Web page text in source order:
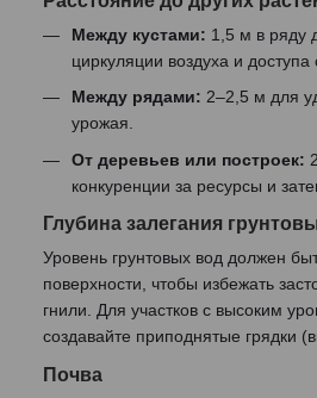
Между кустами: 1,5 м в ряду
циркуляции воздуха и доступа
Между рядами: 2–2,5 м для
урожая.
От деревьев или построек:
конкуренции за ресурсы и
Глубина залегания
Уровень грунтовых вод должен
поверхности, чтобы избежать
гнили. Для участков с высоким
создавайте приподнятые грядки
Почва